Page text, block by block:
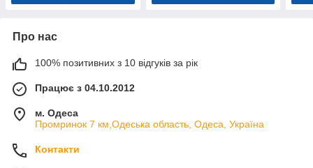
Про нас
100% позитивних з 10 відгуків за рік
Працює з 04.10.2012
м. Одеса
Промринок 7 км,Одеська область, Одеса, Україна
Контакти